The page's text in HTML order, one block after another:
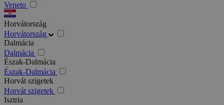
Veneto
Horvátország
Horvátország
Dalmácia
Dalmácia
Észak-Dalmácia
Észak-Dalmácia
Horvát szigetek
Horvát szigetek
Isztria